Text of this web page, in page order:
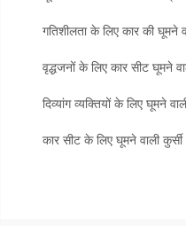
गतिशीलता के लिए कार की घूमने
वृद्धजनों के लिए कार सीट घूमने
दिव्यांग व्यक्तियों के लिए घूमने
कार सीट के लिए घूमने वाली कुर्सी